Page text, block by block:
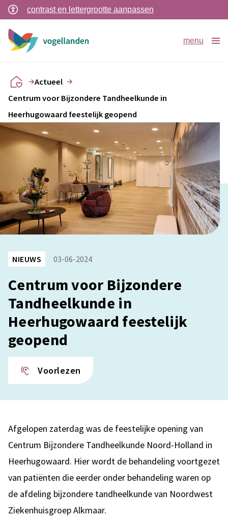
contrast en lettergrootte aanpassen
menu
Actueel
Centrum voor Bijzondere Tandheelkunde in
Heerhugowaard feestelijk geopend
Centrum voor Bijzondere
Tandheelkunde in
Heerhugowaard feestelijk
geopend
NIEUWS 03-06-2024
Voorlezen
Afgelopen zaterdag was de feestelijke opening van
Centrum Bijzondere Tandheelkunde Noord-Holland in
Heerhugowaard. Hier wordt de behandeling voortgezet
van patiënten die eerder onder behandeling waren op
de afdeling bijzondere tandheelkunde van Noordwest
Ziekenhuisgroep Alkmaar.